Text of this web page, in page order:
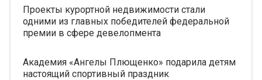
Проекты курортной недвижимости стали
одними из главных победителей федеральной
премии в сфере девелопмента
Академия «Ангелы Плющенко» подарила детям
настоящий спортивный праздник